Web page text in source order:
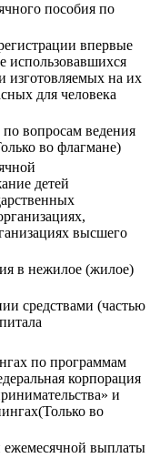
пособия по
впервые
использовавшихся
изготовляемых на их
для человека
вопросам ведения
во флагмане)
детей
высшего
в нежилое (жилое)
средствами (частью
по программам
корпорация
и
во
ежемесячной выплаты